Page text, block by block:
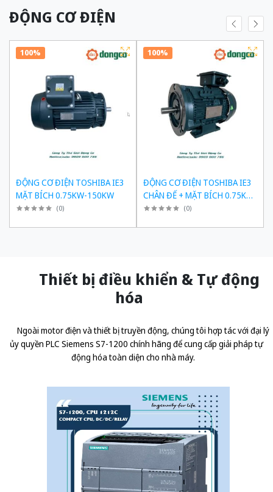
ĐỘNG CƠ ĐIỆN
100%
ĐỘNG CƠ ĐIỆN TOSHIBA IE3
MẶT BÍCH 0.75KW-150KW
(0)
100%
ĐỘNG CƠ ĐIỆN TOSHIBA IE3
CHÂN ĐẾ + MẶT BÍCH 0.75KW-
150KW
(0)
Thiết bị điều khiển & Tự động
hóa
Ngoài motor điện và thiết bị truyền động, chúng tôi hợp tác với đại lý
ủy quyền PLC Siemens S7-1200 chính hãng để cung cấp giải pháp tự
động hóa toàn diện cho nhà máy.